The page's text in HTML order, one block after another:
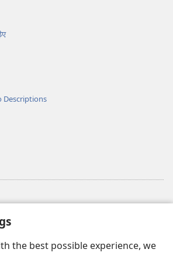
the best possible experience, we
Descriptions